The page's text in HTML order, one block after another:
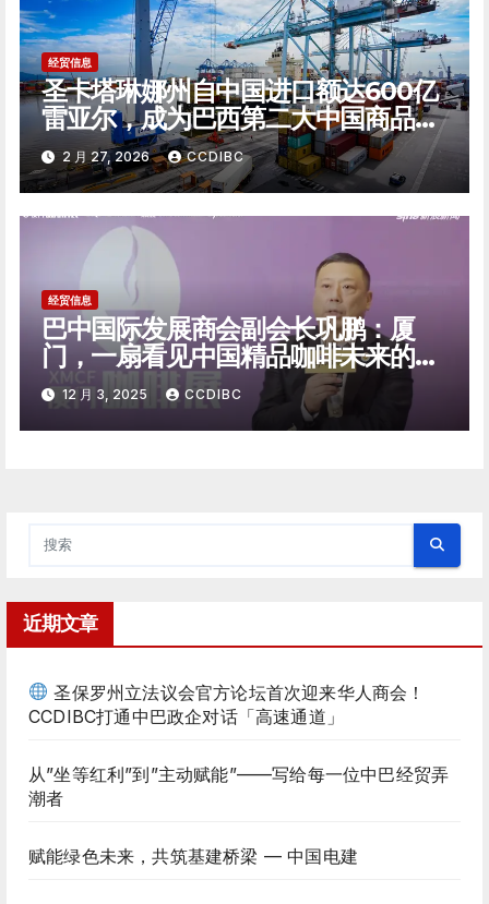
经贸信息
圣卡塔琳娜州自中国进口额达600亿
雷亚尔，成为巴西第二大中国商品进
口州
2 月 27, 2026 CCDIBC
经贸信息
巴中国际发展商会副会长巩鹏：厦
门，一扇看见中国精品咖啡未来的窗
口12 月 3, 2025 CCDIBC
近期文章
圣保罗州立法议会官方论坛首次迎来华人商会！
CCDIBC打通中巴政企对话「高速通道」
从”坐等红利”到”主动赋能”——写给每一位中巴经贸弄
潮者
赋能绿色未来，共筑基建桥梁 — 中国电建